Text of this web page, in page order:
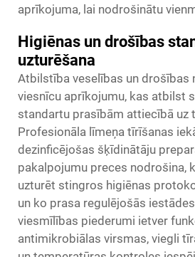
aprīkojuma, lai nodrošinātu
Higiēnas un drošības
uzturēšana
Atbilstība veselības un drošības
viesnīcu aprīkojumu, kas atbilst
standartu prasībām attiecībā uz
Profesionāla līmeņa tīrīšanas
dezinficējošas šķīdinātāju
pakalpojumu preces nodrošina,
uzturēt stingros higiēnas
un ko prasa regulējošās
viesmīlības piederumi ietver
antimikrobiālas virsmas, viegli